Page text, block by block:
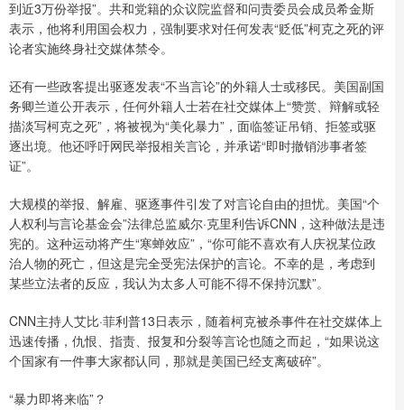
到近3万份举报”。共和党籍的众议院监督和问责委员会成员希金斯
表示，他将利用国会权力，强制要求对任何发表“贬低”柯克之死的评
论者实施终身社交媒体禁令。
还有一些政客提出驱逐发表“不当言论”的外籍人士或移民。美国副国
务卿兰道公开表示，任何外籍人士若在社交媒体上“赞赏、辩解或轻
描淡写柯克之死”，将被视为“美化暴力”，面临签证吊销、拒签或驱
逐出境。他还呼吁网民举报相关言论，并承诺“即时撤销涉事者签
证”。
大规模的举报、解雇、驱逐事件引发了对言论自由的担忧。美国“个
人权利与言论基金会”法律总监威尔·克里利告诉CNN，这种做法是违
宪的。这种运动将产生“寒蝉效应”，“你可能不喜欢有人庆祝某位政
治人物的死亡，但这是完全受宪法保护的言论。不幸的是，考虑到
某些立法者的反应，我认为太多人可能不得不保持沉默”。
CNN主持人艾比·菲利普13日表示，随着柯克被杀事件在社交媒体上
迅速传播，仇恨、指责、报复和分裂等言论也随之而起，“如果说这
个国家有一件事大家都认同，那就是美国已经支离破碎”。
“暴力即将来临”？